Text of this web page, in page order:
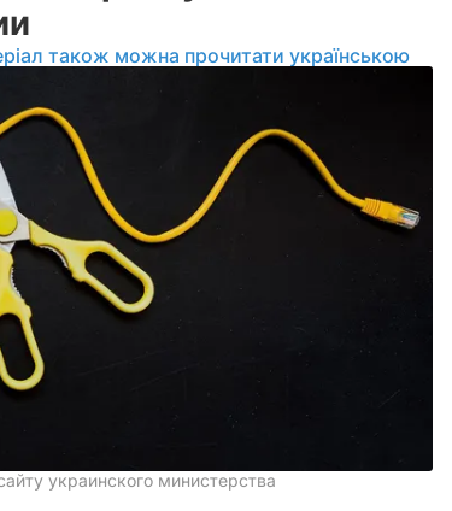
також можна прочитати українською
украинского министерства